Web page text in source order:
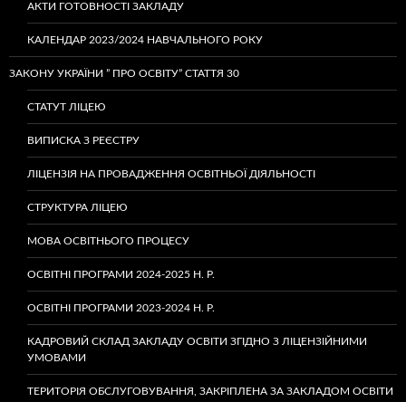
АКТИ ГОТОВНОСТІ ЗАКЛАДУ
КАЛЕНДАР 2023/2024 НАВЧАЛЬНОГО РОКУ
ЗАКОНУ УКРАЇНИ ” ПРО ОСВІТУ” СТАТТЯ 30
СТАТУТ ЛІЦЕЮ
ВИПИСКА З РЕЄСТРУ
ЛІЦЕНЗІЯ НА ПРОВАДЖЕННЯ ОСВІТНЬОЇ ДІЯЛЬНОСТІ
СТРУКТУРА ЛІЦЕЮ
МОВА ОСВІТНЬОГО ПРОЦЕСУ
ОСВІТНІ ПРОГРАМИ 2024-2025 Н. Р.
ОСВІТНІ ПРОГРАМИ 2023-2024 Н. Р.
КАДРОВИЙ СКЛАД ЗАКЛАДУ ОСВІТИ ЗГІДНО З ЛІЦЕНЗІЙНИМИ
УМОВАМИ
ТЕРИТОРІЯ ОБСЛУГОВУВАННЯ, ЗАКРІПЛЕНА ЗА ЗАКЛАДОМ ОСВІТИ